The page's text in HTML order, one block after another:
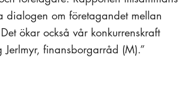
dialogen om företagandet mellan
ökar också vår konkurrenskraft
finansborgarråd (M).